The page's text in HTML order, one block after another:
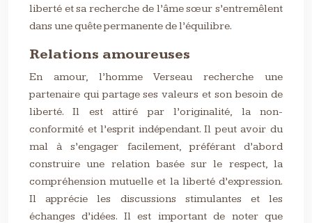
liberté et sa recherche de l’âme sœur s’entremêlent
dans une quête permanente de l’équilibre.
Relations amoureuses
En amour, l’homme Verseau recherche une
partenaire qui partage ses valeurs et son besoin de
liberté. Il est attiré par l’originalité, la non-
conformité et l’esprit indépendant. Il peut avoir du
mal à s’engager facilement, préférant d’abord
construire une relation basée sur le respect, la
compréhension mutuelle et la liberté d’expression.
Il apprécie les discussions stimulantes et les
échanges d’idées. Il est important de noter que